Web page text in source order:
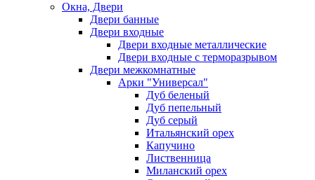
Окна, Двери
Двери банные
Двери входные
Двери входные металлические
Двери входные с терморазрывом
Двери межкомнатные
Арки "Универсал"
Дуб беленый
Дуб пепельный
Дуб серый
Итальянский орех
Капучино
Лиственница
Миланский орех